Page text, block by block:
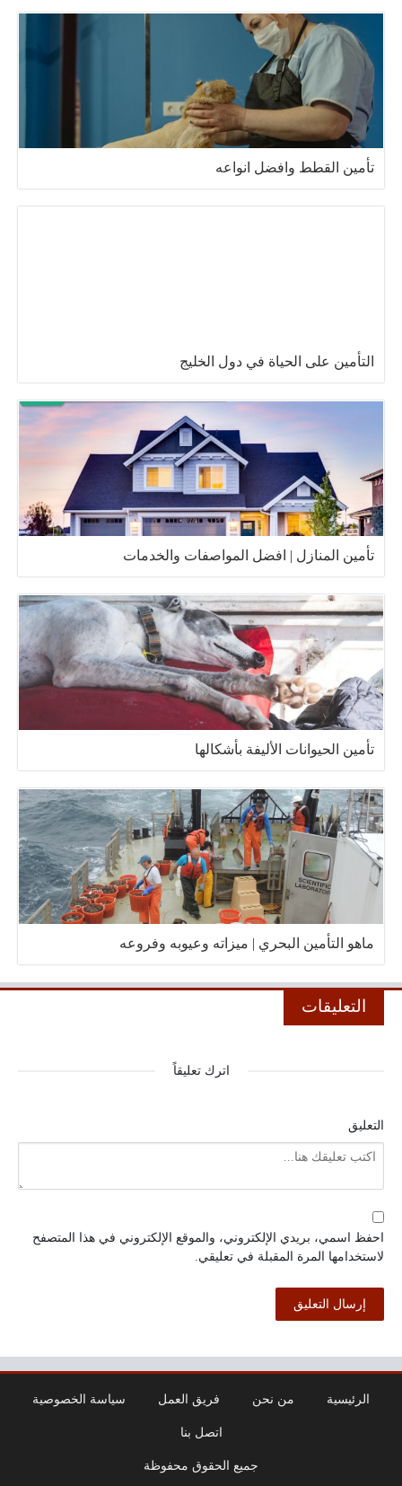
تأمين القطط وافضل انواعه
التأمين على الحياة في دول الخليج
تأمين المنازل | افضل المواصفات والخدمات
تأمين الحيوانات الأليفة بأشكالها
ماهو التأمين البحري | ميزاته وعيوبه وفروعه
التعليقات
اترك تعليقاً
التعليق
احفظ اسمي، بريدي الإلكتروني، والموقع الإلكتروني في هذا المتصفح
لاستخدامها المرة المقبلة في تعليقي.
الرئيسية من نحن فريق العمل سياسة الخصوصية
اتصل بنا
جميع الحقوق محفوظة